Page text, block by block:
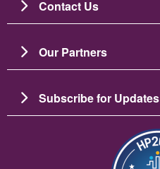
Contact Us
Our Partners
Subscribe for Updates
Imagen